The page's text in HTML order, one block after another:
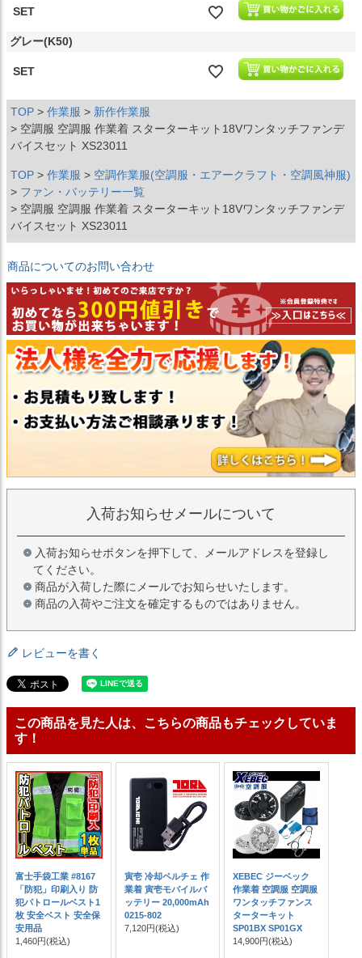
SET
グレー(K50)
SET
TOP 作業服
新作作業服
空調服 空調服 作業着 スターターキット18Vワンタッチファンデ
バイスセット XS23011
TOP 作業服
空調作業服(空調服・エアークラフト・空調風神服)
ファン・バッテリー一覧
空調服 空調服 作業着 スターターキット18Vワンタッチファンデ
バイスセット XS23011
商品についてのお問い合わせ
入荷お知らせメールについて
入荷お知らせボタンを押下して、メールアドレスを登録し
てください。
商品が入荷した際にメールでお知らせいたします。
商品の入荷やご注文を確定するものではありません。
レビューを書く
この商品を見た人は、こちらの商品もチェックしていま
す！
富士手袋工業 #8167
「防犯」印刷入り 防
犯パトロールベスト1
枚 安全ベスト 安全保
安用品
1,460円(税込)
寅壱 冷却ペルチェ 作
業着 寅壱モバイルバ
ッテリー 20,000mAh
0215-802
7,120円(税込)
XEBEC ジーベック
作業着 空調服 空調服
ワンタッチファンス
ターターキット
SP01BX SP01GX
14,900円(税込)